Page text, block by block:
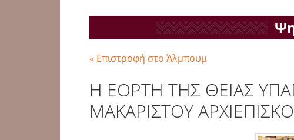
« Επιστροφή στο Άλμπουμ
Η ΕΟΡΤΗ ΤΗΣ ΘΕΙΑΣ
ΜΑΚΑΡΙΣΤΟΥ